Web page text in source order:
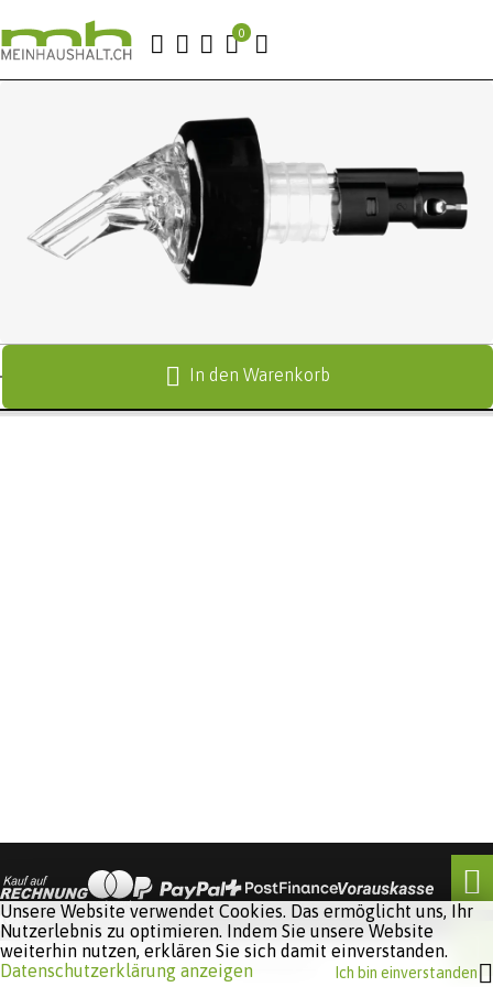
In den Warenkorb
Software:
Unsere Website verwendet Cookies. Das ermöglicht uns, Ihr
Nutzerlebnis zu optimieren. Indem Sie unsere Website
weiterhin nutzen, erklären Sie sich damit einverstanden.
Datenschutzerklärung anzeigen
Ich bin einverstanden